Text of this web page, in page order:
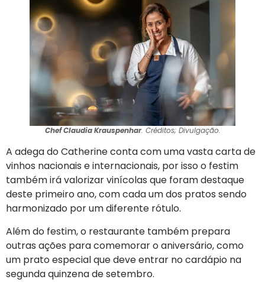
Chef Claudia Krauspenhar. Créditos; Divulgação.
A adega do Catherine conta com uma vasta carta de
vinhos nacionais e internacionais, por isso o festim
também irá valorizar vinícolas que foram destaque
deste primeiro ano, com cada um dos pratos sendo
harmonizado por um diferente rótulo.
Além do festim, o restaurante também prepara
outras ações para comemorar o aniversário, como
um prato especial que deve entrar no cardápio na
segunda quinzena de setembro.